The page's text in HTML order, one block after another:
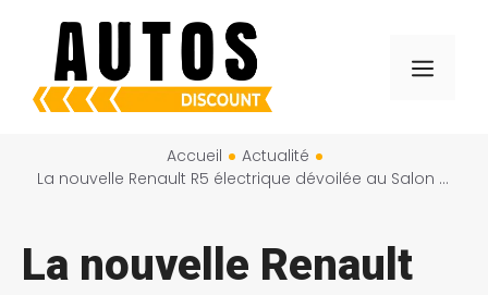
contenu
Menu
Accueil
Actualité
La nouvelle Renault R5 électrique dévoilée au Salon de Genève : La stratégie choc de Luca de Meo pour démocratiser la voiture électrique
La nouvelle Renault